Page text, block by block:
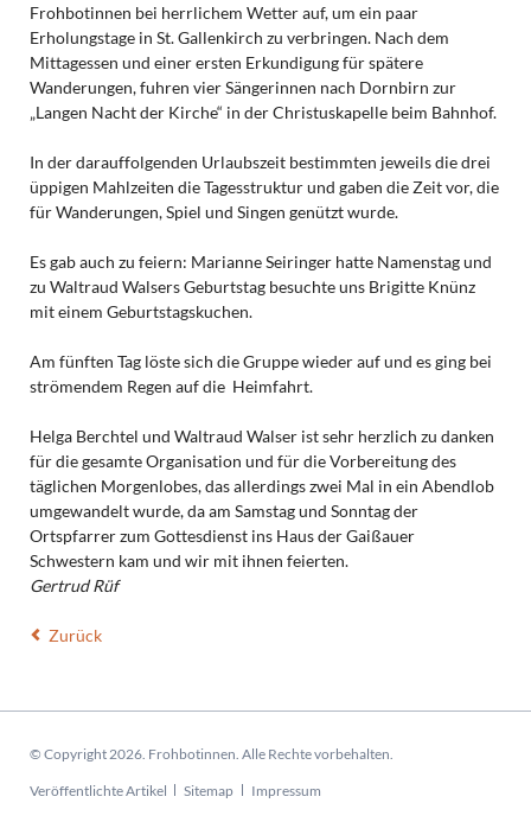
Frohbotinnen bei herrlichem Wetter auf, um ein paar
Erholungstage in St. Gallenkirch zu verbringen. Nach dem
Mittagessen und einer ersten Erkundigung für spätere
Wanderungen, fuhren vier Sängerinnen nach Dornbirn zur
„Langen Nacht der Kirche“ in der Christuskapelle beim Bahnhof.
In der darauffolgenden Urlaubszeit bestimmten jeweils die drei
üppigen Mahlzeiten die Tagesstruktur und gaben die Zeit vor, die
für Wanderungen, Spiel und Singen genützt wurde.
Es gab auch zu feiern: Marianne Seiringer hatte Namenstag und
zu Waltraud Walsers Geburtstag besuchte uns Brigitte Knünz
mit einem Geburtstagskuchen.
Am fünften Tag löste sich die Gruppe wieder auf und es ging bei
strömendem Regen auf die Heimfahrt.
Helga Berchtel und Waltraud Walser ist sehr herzlich zu danken
für die gesamte Organisation und für die Vorbereitung des
täglichen Morgenlobes, das allerdings zwei Mal in ein Abendlob
umgewandelt wurde, da am Samstag und Sonntag der
Ortspfarrer zum Gottesdienst ins Haus der Gaißauer
Schwestern kam und wir mit ihnen feierten.
Gertrud Rüf
Zurück
© Copyright 2026. Frohbotinnen. Alle Rechte vorbehalten.
Navigation
Veröffentlichte Artikel Sitemap Impressum